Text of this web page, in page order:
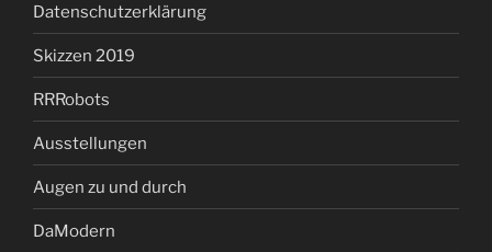
Datenschutzerklärung
Skizzen 2019
RRRobots
Ausstellungen
Augen zu und durch
DaModern